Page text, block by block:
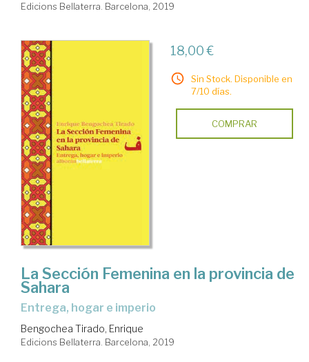
Edicions Bellaterra. Barcelona, 2019
18,00 €
Sin Stock. Disponible en
7/10 días.
COMPRAR
La Sección Femenina en la provincia de
Sahara
entrega, hogar e imperio
Bengochea Tirado, Enrique
Edicions Bellaterra. Barcelona, 2019